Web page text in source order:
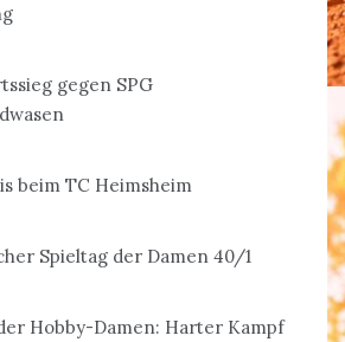
gegen SPG
beim TC Heimsheim
Spieltag der Damen 40/1
Hobby-Damen: Harter Kampf